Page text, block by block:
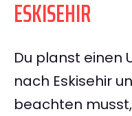
ESKISEHIR
Du planst einen
nach Eskisehir
beachten